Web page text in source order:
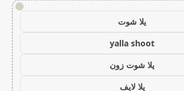
!
يلا شوت
yalla shoot
يلا شوت زون
يلا لايف